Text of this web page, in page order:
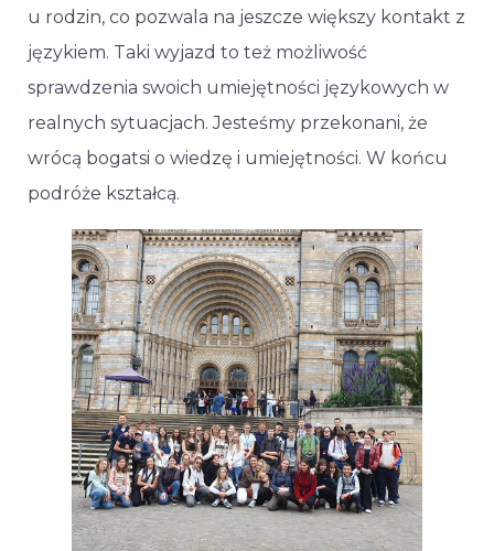
u rodzin, co pozwala na jeszcze większy kontakt z
językiem. Taki wyjazd to też możliwość
sprawdzenia swoich umiejętności językowych w
realnych sytuacjach. Jesteśmy przekonani, że
wrócą bogatsi o wiedzę i umiejętności. W końcu
podróże kształcą.